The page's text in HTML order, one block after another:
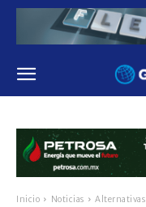
Inicio Noticias Alternativas